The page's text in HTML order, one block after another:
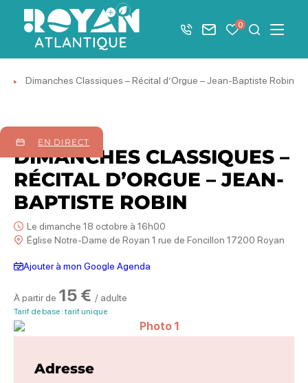
Afficher la barre de navigation du mode éco
Royan Atlantique
+33 5 46 08 21 00
Nous contacter
Mes favoris
0 JeMenu
Dimanches Classiques – Récital d’Orgue – Jean-Baptiste Robin
EN DIRECT
18 octobre 2026
DIMANCHES CLASSIQUES –
RÉCITAL D’ORGUE – JEAN-
BAPTISTE ROBIN
Le dimanche 18 octobre à 16h00
Église Notre-Dame de Royan 1 rue de Foncillon 17200 Royan
Ajouter à mon Google Agenda
À partir de 15 € / adulte
Tarif de base : tarif unique
Photo 1, © Anaëlle_TrumK2022
Adresse